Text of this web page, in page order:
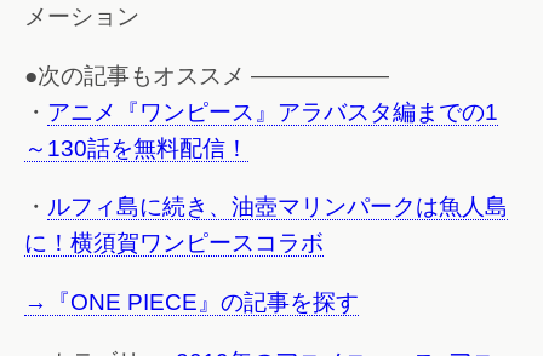
メーション
●次の記事もオススメ ——————
・ アニメ『ワンピース』アラバスタ編までの1
～130話を無料配信！
・ ルフィ島に続き、油壺マリンパークは魚人島
に！横須賀ワンピースコラボ
→『ONE PIECE』の記事を探す